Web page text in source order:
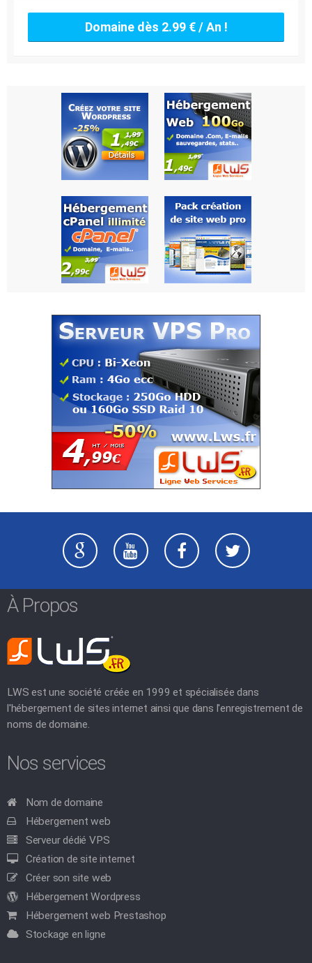
Domaine dès 2.99 € / An !
À Propos
LWS est une société créée en 1999 et spécialisée dans
l'hébergement de sites internet ainsi que dans l'enregistrement de
noms de domaine.
Nos services
Nom de domaine
Hébergement web
Serveur dédié VPS
Création de site internet
Créer son site web
Hébergement Wordpress
Hébergement web Prestashop
Stockage en ligne